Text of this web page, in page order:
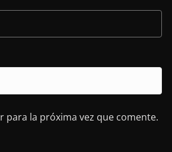
para la próxima vez que comente.